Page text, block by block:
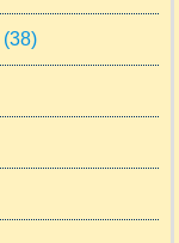
(38)